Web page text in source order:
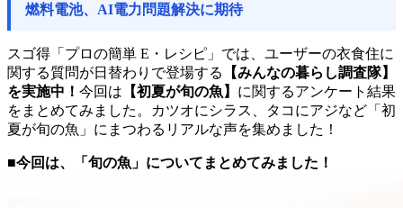
燃料電池、AI電力問題解決に期待
スゴ得「プロの簡単 E・レシピ」では、ユーザーの衣食住に
関する質問が日替わりで登場する
【みんなの暮らし調査隊】
を実施中！ 今回は 【初夏が旬の魚】 に関するアンケート結果
をまとめてみました。カツオにシラス、タコにアジなど「初
夏が旬の魚」にまつわるリアルな声を集めました！
■今回は、「旬の魚」についてまとめてみました！